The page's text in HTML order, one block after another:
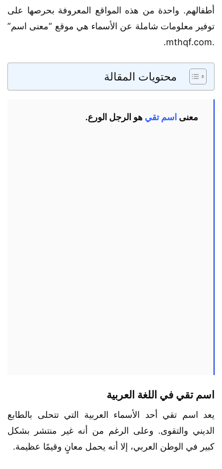
أطفالهم. واحدة من هذه المواقع المعروفة بحرصها على
توفير معلومات شاملة عن الأسماء هي موقع “معنى اسم”
.mthqf.com.
محتويات المقالة
معنى اسم تقي هو الرجل الورع.
اسم تقي في اللغة العربية
يعد اسم تقي أحد الأسماء العربية التي تتحلى بالطابع
الديني والتقوى. وعلى الرغم من أنه غير منتشر بشكل
كبير في الوطن العربي، إلا أنه يحمل معانٍ وقيمًا عظيمة.